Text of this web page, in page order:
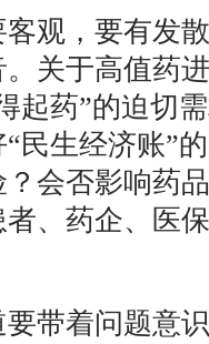
，要有发散
关于高值药
起药”的迫切
民生经济账”
会否影响药
、药企、医
着问题意识